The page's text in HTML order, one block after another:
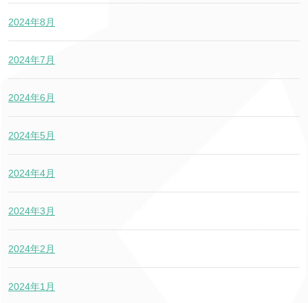
2024年8月
2024年7月
2024年6月
2024年5月
2024年4月
2024年3月
2024年2月
2024年1月